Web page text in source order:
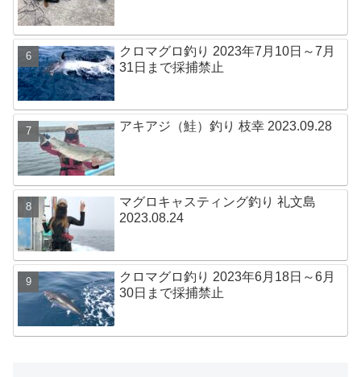
クロマグロ釣り 2023年7月10日～7月
31日まで採捕禁止
アキアジ（鮭）釣り 枝幸 2023.09.28
マグロキャスティング釣り 礼文島
2023.08.24
クロマグロ釣り 2023年6月18日～6月
30日まで採捕禁止